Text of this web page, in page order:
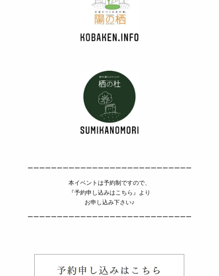
ーーーーーーーーーーーーーーーーーーーーーーーーーーーー
本イベントは予約制ですので、
『予約申し込みはこちら』より
お申し込み下さい♪
ーーーーーーーーーーーーーーーーーーーーーーーーーーーー